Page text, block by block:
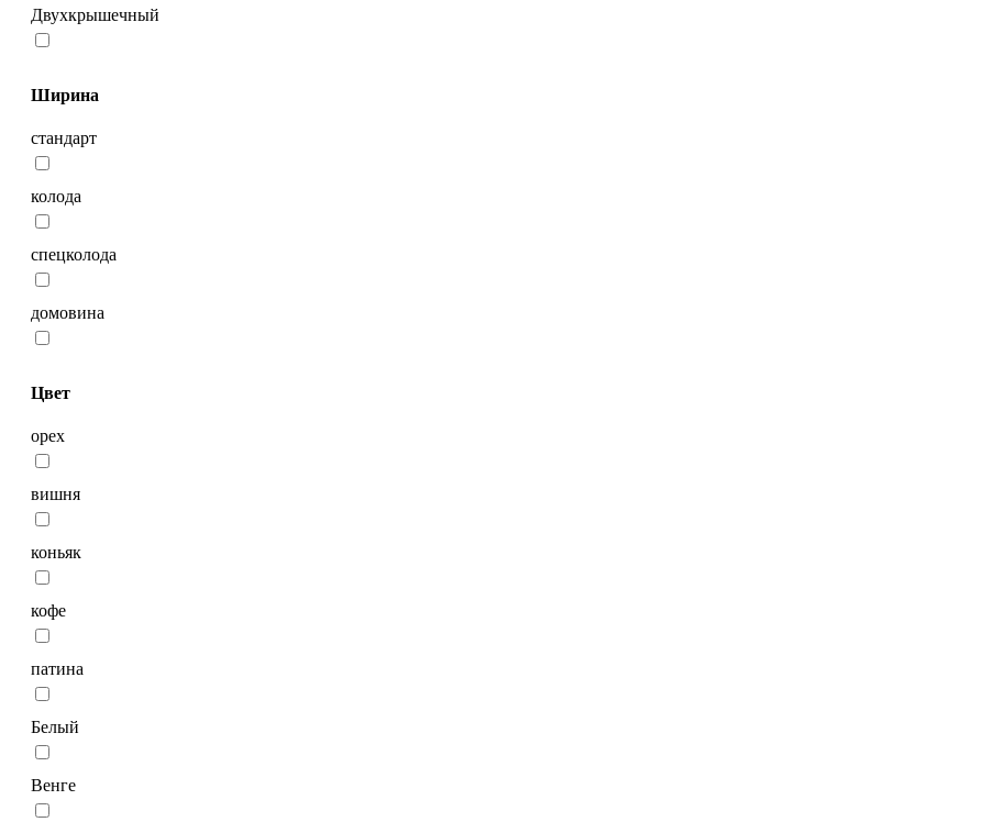
Ширина
стандарт
колода
спецколода
домовина
Двухкрышечный
Цвет
орех
вишня
коньяк
кофе
патина
Белый
Венге